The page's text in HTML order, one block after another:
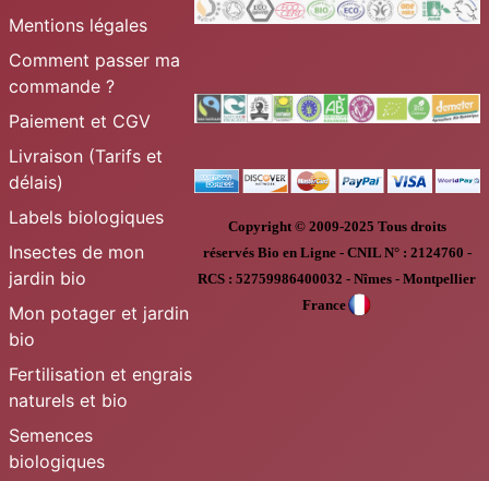
Mentions légales
Comment passer ma
commande ?
Paiement et CGV
Livraison (Tarifs et
délais)
Labels biologiques
Insectes de mon
jardin bio
Mon potager et jardin
bio
Fertilisation et engrais
naturels et bio
Semences
biologiques
Copyright © 2009-2025 Tous droits
réservésBio en Ligne - CNIL N° : 2124760 -
RCS : 52759986400032 - Nîmes - Montpellier
France